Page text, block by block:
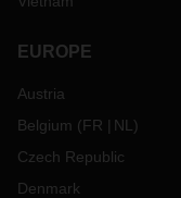
EUROPE
Austria
Belgium (FR NL )
Czech Republic
Denmark